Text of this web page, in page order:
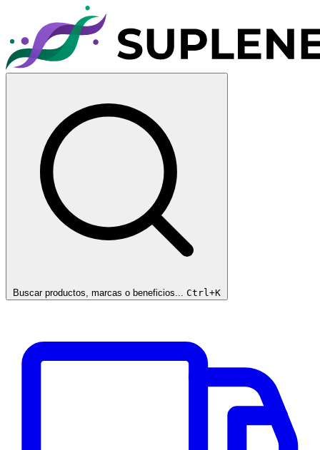
Buscar productos, marcas o beneficios... Ctrl+K